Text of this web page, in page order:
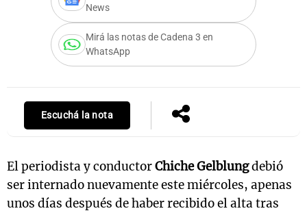
News
Mirá las notas de Cadena 3 en
WhatsApp
Escuchá la nota
El periodista y conductorChiche Gelblungdebió
ser internado nuevamente este miércoles, apenas
unos días después de haber recibido el alta tras